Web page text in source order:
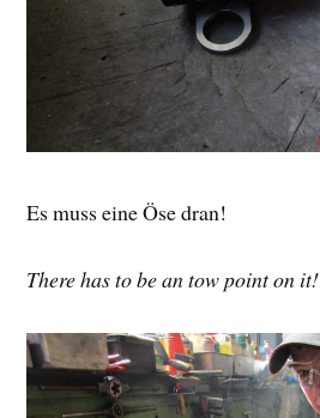
Es muss eine Öse dran!
There has to be an tow point on it!